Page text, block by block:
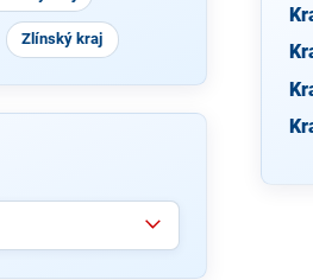
Zlínský kraj